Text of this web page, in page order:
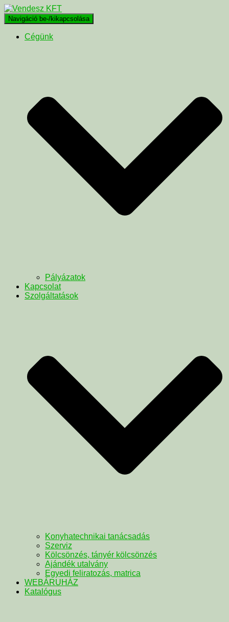
Navigáció be-/kikapcsolása
Cégünk
Pályázatok
Kapcsolat
Szolgáltatások
Konyhatechnikai tanácsadás
Szerviz
Kölcsönzés, tányér kölcsönzés
Ajándék utalvány
Egyedi feliratozás, matrica
WEBÁRUHÁZ
Katalógus